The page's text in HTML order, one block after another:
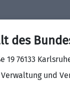
des
19 76133
und